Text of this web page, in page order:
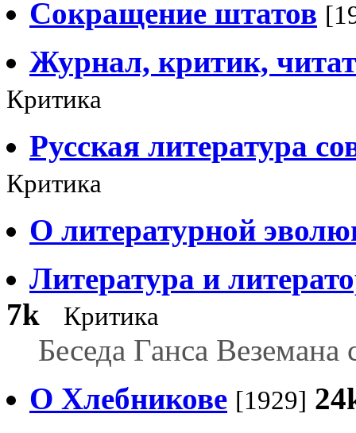
Сокращение штатов
Журнал, критик,
Критика
Русская литература
Критика
О литературной
Литература и
7k
Критика
Беседа Ганса
О Хлебникове [1929]